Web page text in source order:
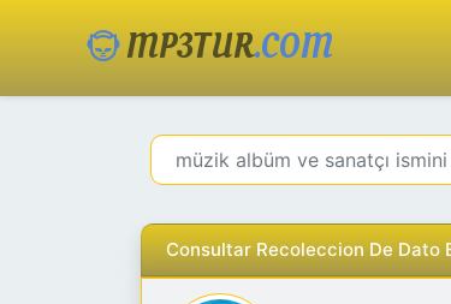
MP3TUR.COM
Consultar Recoleccion De Dato